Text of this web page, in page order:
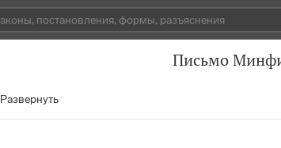
Письмо
Развернуть